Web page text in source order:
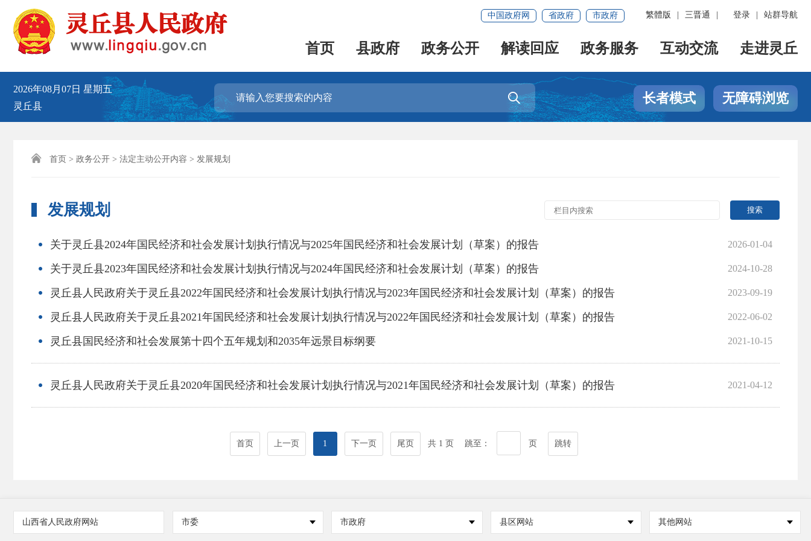
登录 站群导航
繁體版 三晋通
中国政府网 省政府 市政府
首页 县政府 政务公开 解读回应 政务服务 互动交流 走进灵丘
2026年08月07日 星期五
灵丘县
 长者模式 无障碍浏览
 首页 > 政务公开 > 法定主动公开内容 > 发展规划
发展规划
2026-01-04
关于灵丘县2024年国民经济和社会发展计划执行情况与2025年国民经济和社会发展计划（草案）的报告
2024-10-28
关于灵丘县2023年国民经济和社会发展计划执行情况与2024年国民经济和社会发展计划（草案）的报告
2023-09-19
灵丘县人民政府关于灵丘县2022年国民经济和社会发展计划执行情况与2023年国民经济和社会发展计划（草案）的报告
2022-06-02
灵丘县人民政府关于灵丘县2021年国民经济和社会发展计划执行情况与2022年国民经济和社会发展计划（草案）的报告
2021-10-15
灵丘县国民经济和社会发展第十四个五年规划和2035年远景目标纲要
2021-04-12
灵丘县人民政府关于灵丘县2020年国民经济和社会发展计划执行情况与2021年国民经济和社会发展计划（草案）的报告
首页 上一页 1 下一页 尾页 共 1 页 跳至： 页 跳转
山西省人民政府网站 市委 市政府 县区网站 其他网站